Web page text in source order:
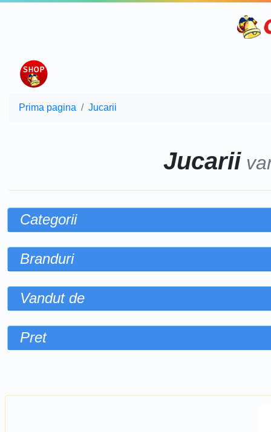
Prima pagina Jucarii
Jucarii
Categorii
Branduri
Vandut de
Pret